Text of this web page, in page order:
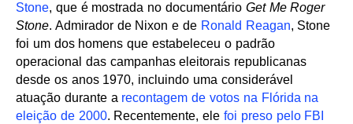
Stone, que é mostrada no documentário Get Me Roger
Stone. Admirador de Nixon e de Ronald Reagan, Stone
foi um dos homens que estabeleceu o padrão
operacional das campanhas eleitorais republicanas
desde os anos 1970, incluindo uma considerável
atuação durante a recontagem de votos na Flórida na
eleição de 2000. Recentemente, elefoi preso pelo FBI